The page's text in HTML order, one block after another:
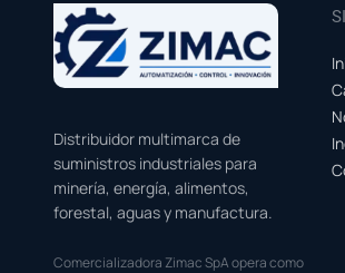
Distribuidor multimarca de
suministros industriales para
minería, energía, alimentos,
forestal, aguas y manufactura.
Comercializadora Zimac SpA opera como